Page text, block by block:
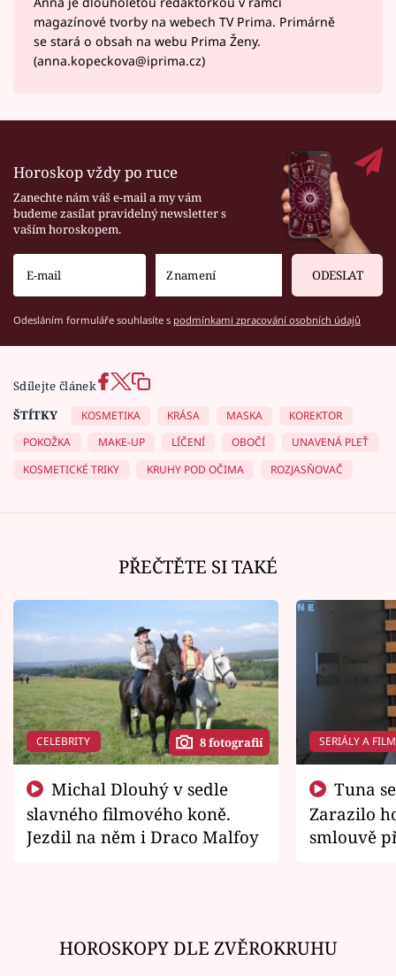
magazínové tvorby na webech TV Prima. Primárně
se stará o obsah na webu Prima Ženy.
(anna.kopeckova@iprima.cz)
Horoskop vždy po ruce
Zanechte nám váš e-mail a my vám
budeme zasílat pravidelný newsletter s
vaším horoskopem.
ODESLAT
Odesláním formuláře souhlasíte s podmínkami zpracování osobních údajů
Sdílejte článek
ŠTÍTKY
KOSMETIKA KRÁSA MASKA
KOREKTOR
POKOŽKA
MAKE-UP LÍČENÍ OBOČÍ
UNAVENÁ PLEŤ
KOSMETICKÉ TRIKY
KRUHY POD OČIMA ROZJASŇOVAČ
PŘEČTĚTE SI TAKÉ
CELEBRITY 8 fotografií
slavného filmového koně.
Jezdil na něm i Draco Malfoy
SERIÁLY A
Zarazilo
smlouvě
HOROSKOPY DLE ZVĚROKRUHU